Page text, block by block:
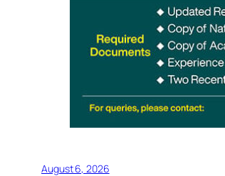
August 6, 2026